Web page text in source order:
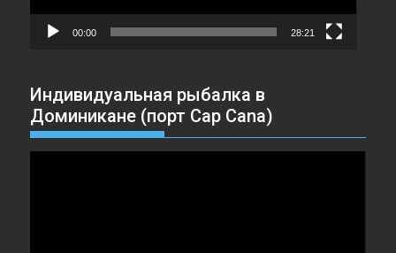
00:00 28:21
Индивидуальная рыбалка в
Доминикане (порт Cap Cana)